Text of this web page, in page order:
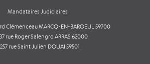
Mandataires Judiciaires
Clémenceau MARCQ-EN-BAROEUL 59700
rue Roger Salengro ARRAS 62000
rue Saint Julien DOUAI 59501